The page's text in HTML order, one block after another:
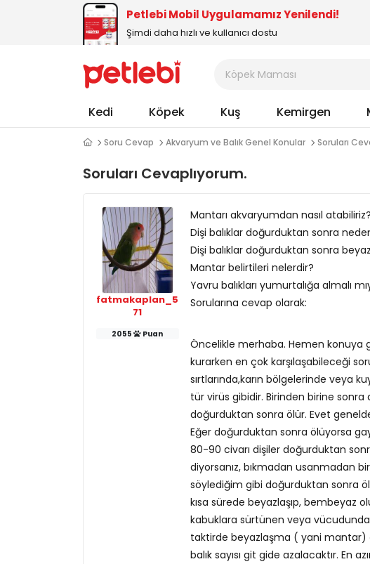
Petlebi Mobil Uygulamamız Yenilendi!
Şimdi daha hızlı ve kullanıcı dostu
Kedi Köpek Kuş Kemirgen
Soru Cevap Akvaryum ve Balık Genel Konular Soruları
Soruları Cevaplıyorum.
fatmakaplan_5
71
2055 Puan
Mantarı akvaryumdan nasıl atabiliriz?
Dişi balıklar doğurduktan sonra
Dişi balıklar doğurduktan sonra
Mantar belirtileri nelerdir?
Yavru balıkları yumurtalığa almalı
Sorularına cevap olarak:
Öncelikle merhaba. Hemen konuya
kurarken en çok karşılaşabileceği
sırtlarında,karın bölgelerinde veya
tür virüs gibidir. Birinden birine
doğurduktan sonra ölür. Evet
Eğer doğurduktan sonra ölüyorsa
80-90 civarı dişiler doğurduktan
diyorsanız, bıkmadan usanmadan
söylediğim gibi doğurduktan sonra
kısa sürede beyazlaşıp, bembeyaz
kabuklara sürtünen veya vücudunda
taktirde beyazlaşma ( yani mantar)
balık sayısı git gide azalacaktır. En